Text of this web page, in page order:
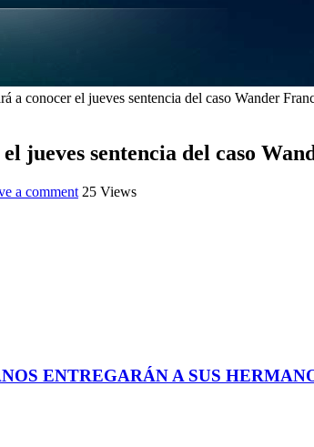
a conocer el jueves sentencia del caso Wander
jueves sentencia del caso
a comment 25 Views
ENTREGARÁN A SUS